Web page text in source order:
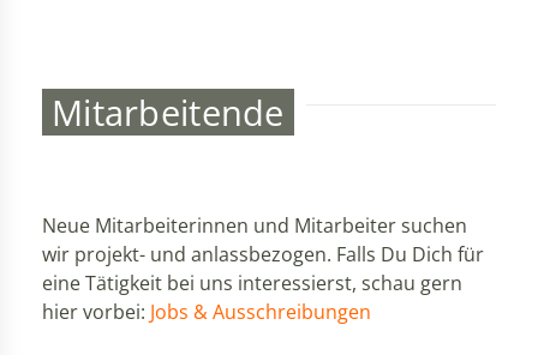
Mitarbeitende
Neue Mitarbeiterinnen und Mitarbeiter suchen
wir projekt- und anlassbezogen. Falls Du Dich für
eine Tätigkeit bei uns interessierst, schau gern
hier vorbei: Jobs & Ausschreibungen